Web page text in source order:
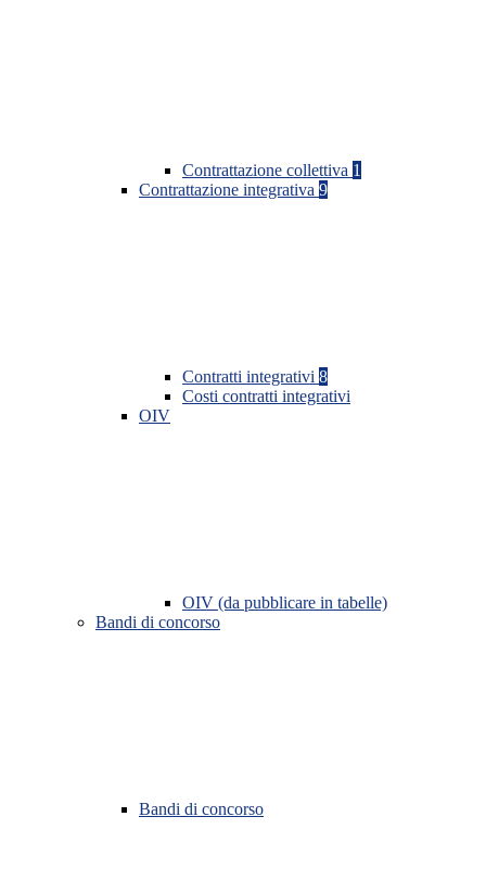
Contrattazione collettiva 1
Contrattazione integrativa 9
Contratti integrativi 8
Costi contratti integrativi
OIV
OIV (da pubblicare in tabelle)
Bandi di concorso
Bandi di concorso